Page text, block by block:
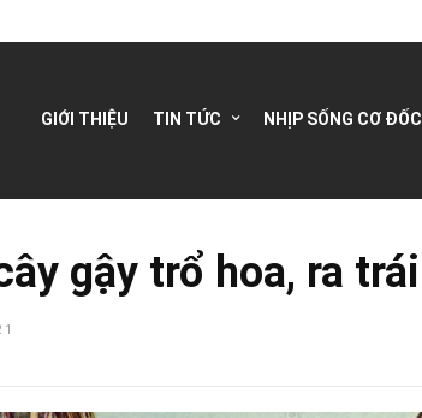
GIỚI THIỆU TIN TỨC NHỊP SỐNG CƠ ĐỐC
gậy trổ hoa, ra trái